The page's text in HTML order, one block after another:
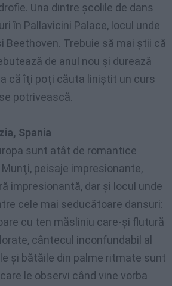
Una dintre şcolile de dans
în Pallavicini Palace, locul unde
Beethoven. Trebuie să mai ştii că
de anul nou şi durează
că îţi poţi căuta liniştit un curs
potrivească.
Spania
sunt atât de romantice
peisaje impresionante,
impresionantă, dar şi locul unde
cele mai seducătoare dansuri:
cu ten măsliniu care-şi flutură
cântecul inconfundabil al
şi bătăile din palme ritmate sunt
care le observi când vine vorba